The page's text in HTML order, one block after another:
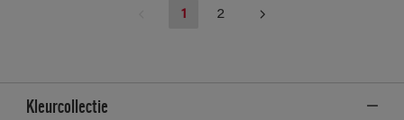
1 2
Kleurcollectie